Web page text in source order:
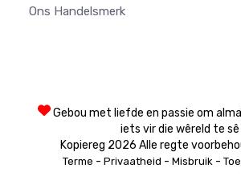
Ons Handelsmerk
Gebou met liefde en passie om
iets vir die wêreld te sê
Kopiereg 2026 Alle regte
Terme - Privaatheid - Misbruik-